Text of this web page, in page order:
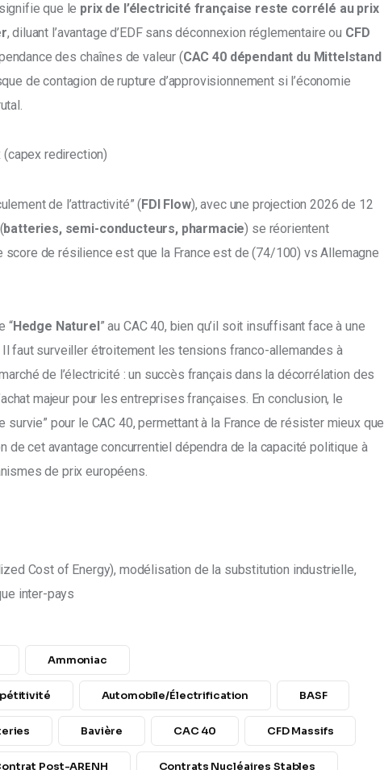
que le prix de l’électricité française reste corrélé au prix
, diluant l’avantage d’EDF sans déconnexion réglementaire ou CFD
des chaînes de valeur (CAC 40 dépendant du Mittelstand
de contagion de rupture d’approvisionnement si l’économie
redirection)
de l’attractivité” (FDI Flow), avec une projection 2026 de 12
batteries, semi-conducteurs, pharmacie) se réorientent
score de résilience est que la France est de (74/100) vs Allemagne
“Hedge Naturel” au CAC 40, bien qu’il soit insuffisant face à une
faut surveiller étroitement les tensions franco-allemandes à
de l’électricité : un succès français dans la décorrélation des
majeur pour les entreprises françaises. En conclusion, le
survie” pour le CAC 40, permettant à la France de résister mieux que
de cet avantage concurrentiel dépendra de la capacité politique à
de prix européens.
Cost of Energy), modélisation de la substitution industrielle,
inter-pays
Ammoniac
Automobile/électrification BASF
Bavière CAC 40 CFD Massifs
Post-ARENH Contrats Nucléaires Stables